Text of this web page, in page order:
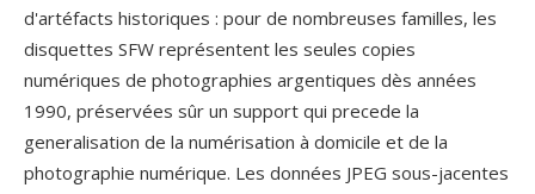
d'artéfacts historiques : pour de nombreuses familles, les
disquettes SFW représentent les seules copies
numériques de photographies argentiques dès années
1990, préservées sûr un support qui precede la
generalisation de la numérisation à domicile et de la
photographie numérique. Les données JPEG sous-jacentes